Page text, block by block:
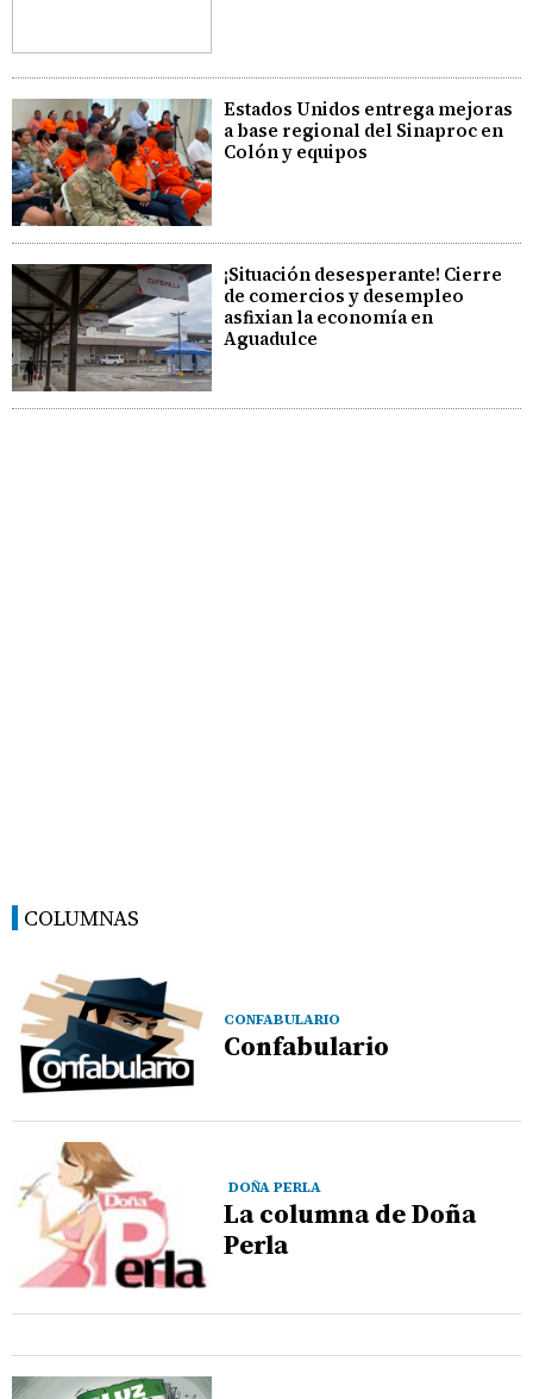
Estados Unidos entrega mejoras
a base regional del Sinaproc en
Colón y equipos
¡Situación desesperante! Cierre
de comercios y desempleo
asfixian la economía en
Aguadulce
COLUMNAS
CONFABULARIO
Confabulario
DOÑA PERLA
La columna de Doña
Perla